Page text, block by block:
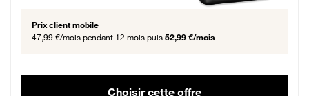
Prix client mobile
47,99 €/mois pendant 12 mois puis 52,99 €/mois
Choisir cette offre